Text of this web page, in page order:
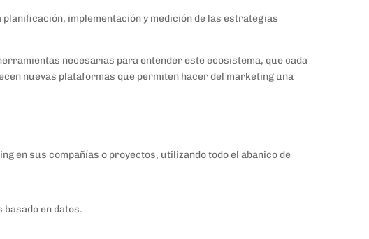
implementación y medición de las estrategias
necesarias para entender este ecosistema, que cada
nuevas plataformas que permiten hacer del marketing una
en sus compañías o proyectos, utilizando todo el abanico de
en datos.